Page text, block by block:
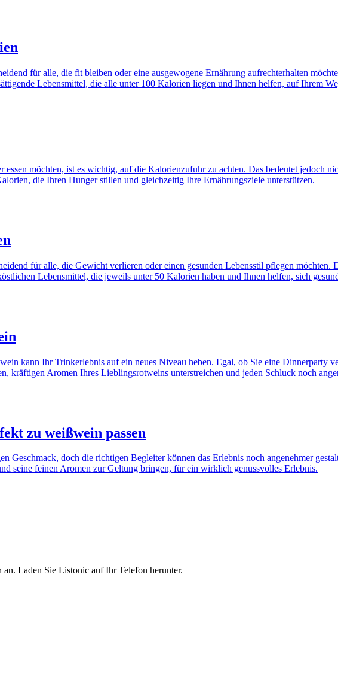
für alle, die fit bleiben oder eine ausgewogene Ernährung aufrechterhalten
Lebensmittel, die alle unter 100 Kalorien liegen und Ihnen helfen, auf Ihrem
möchten, ist es wichtig, auf die Kalorienzufuhr zu achten. Das bedeutet jedoch
die Ihren Hunger stillen und gleichzeitig Ihre Ernährungsziele unterstützen.
für alle, die Gewicht verlieren oder einen gesunden Lebensstil pflegen möchten.
Lebensmittel, die jeweils unter 50 Kalorien haben und Ihnen helfen, sich
kann Ihr Trinkerlebnis auf ein neues Niveau heben. Egal, ob Sie eine Dinnerparty
kräftigen Aromen Ihres Lieblingsrotweins unterstreichen und jeden Schluck noch
zu weißwein passen
Geschmack, doch die richtigen Begleiter können das Erlebnis noch angenehmer
seine feinen Aromen zur Geltung bringen, für ein wirklich genussvolles Erlebnis.
Laden Sie Listonic auf Ihr Telefon herunter.